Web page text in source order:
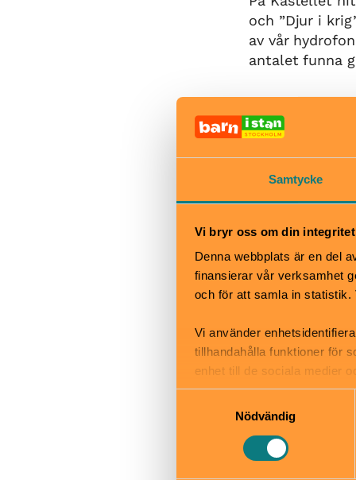
Samtycke
Vi bryr oss om din integritet
Denna webbplats är en del
finansierar vår verksamhet
och för att samla in
Vi använder
tillhandahålla funktioner för
enhet till de sociala medier
informationen med annan
Nödvändig
och ”Djur i
av vår
antalet funna
vänner”.
När
13/6 – 14/6
19/6 – 21/6
22/6 – 23/8
29/8 – 30/8
5/9 – 6/9 11:00
Okej med
Hiss och
Kafé
Skötbord